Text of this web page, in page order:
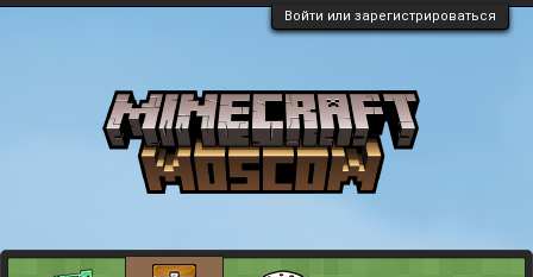
Войти или зарегистрироваться